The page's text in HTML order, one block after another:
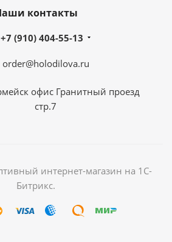
контакты
+7 (910) 404-55-13
order@holodilova.ru
офис Гранитный проезд
стр.7
интернет-магазин на 1С-
Битрикс.